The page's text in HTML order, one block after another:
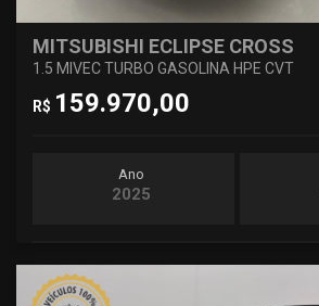
MITSUBISHI ECLIPSE CROSS
1.5 MIVEC TURBO GASOLINA HPE CVT
R$ 159.970,00
Ano
2025